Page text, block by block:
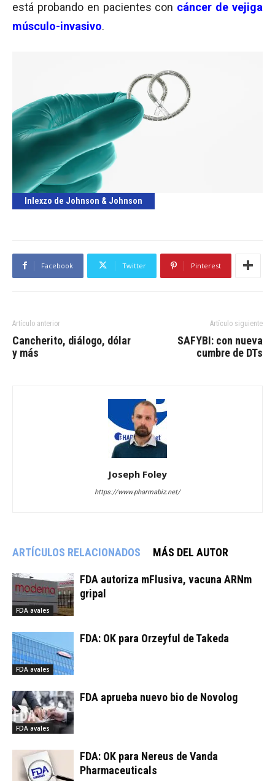
está probando en pacientes con cáncer de vejiga
músculo-invasivo.
Inlexzo de Johnson & Johnson
Facebook Twitter Pinterest
Artículo anterior
Cancherito, diálogo, dólar
y más
Artículo siguiente
SAFYBI: con nueva
cumbre de DTs
Joseph Foley
https://www.pharmabiz.net/
ARTÍCULOS RELACIONADOS MÁS DEL AUTOR
FDA avales
FDA autoriza mFlusiva, vacuna ARNm
gripal
FDA avales
FDA: OK para Orzeyful de Takeda
FDA avales
FDA aprueba nuevo bio de Novolog
FDA: OK para Nereus de Vanda
Pharmaceuticals